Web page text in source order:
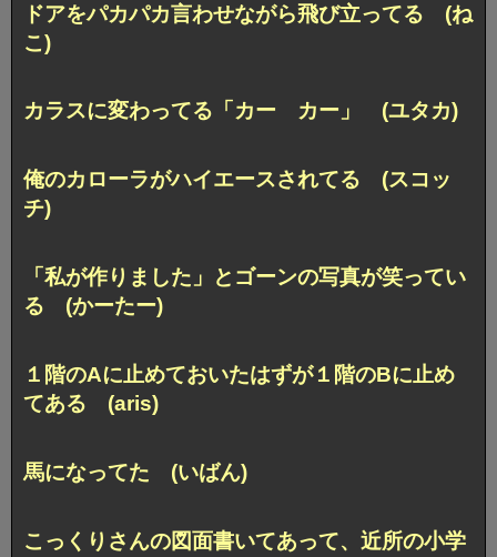
ドアをパカパカ言わせながら飛び立ってる (ね
こ)
カラスに変わってる「カー カー」 (ユタカ)
俺のカローラがハイエースされてる (スコッ
チ)
「私が作りました」とゴーンの写真が笑ってい
る (かーたー)
１階のAに止めておいたはずが１階のBに止め
てある (aris)
馬になってた (いばん)
こっくりさんの図面書いてあって、 近所の小学